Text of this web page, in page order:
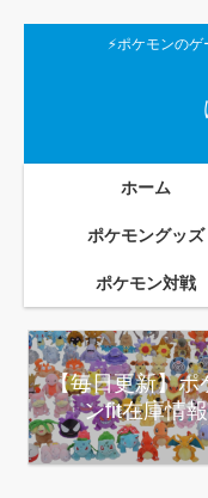
⚡ポケモンの
ホーム
ポケモングッズ
ポケモン対戦
【毎日更新】ポ
ンfit在庫情報